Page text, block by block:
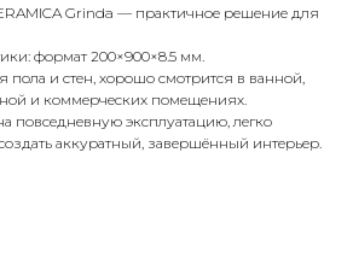
Grinda — практичное решение для
формат 200×900×8.5 мм.
пола и стен, хорошо смотрится в ванной,
и коммерческих помещениях.
повседневную эксплуатацию, легко
аккуратный, завершённый интерьер.